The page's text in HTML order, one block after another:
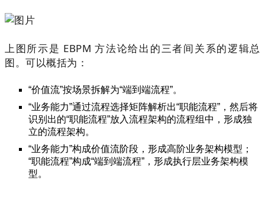
上图所示是 EBPM方法论给出的三者间关系的逻辑总
图。可以概括为：
“价值流”按场景拆解为“端到端流程”。
“业务能力”通过流程选择矩阵解析出“职能流程”，然后将
识别出的“职能流程”放入流程架构的流程组中，形成独
立的流程架构。
“业务能力”构成价值流阶段，形成高阶业务架构模型；
“职能流程”构成“端到端流程”，形成执行层业务架构模
型。